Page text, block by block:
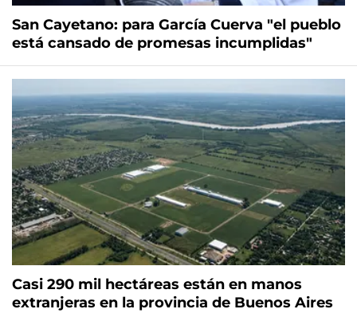
San Cayetano: para García Cuerva "el pueblo
está cansado de promesas incumplidas"
Casi 290 mil hectáreas están en manos
extranjeras en la provincia de Buenos Aires